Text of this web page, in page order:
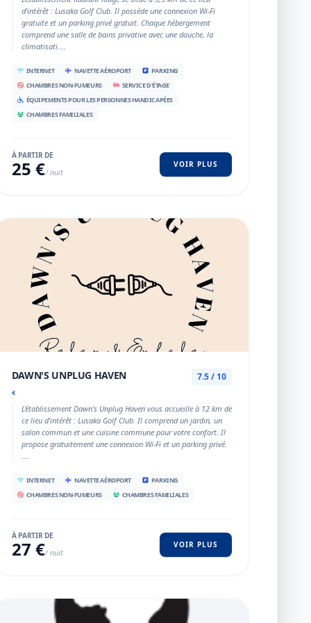
d’intérêt : Lusaka Golf Club. Il possède une connexion Wi-Fi
gratuite et un parking privé gratuit. Chaque hébergement
comprend une salle de bains privative avec une douche, la
climatisati....
INTERNET NAVETTE AÉROPORT
PARKING
CHAMBRES NON-FUMEURS
SERVICE D'ÉTAGE
ÉQUIPEMENTS POUR LES PERSONNES HANDICAPÉES
CHAMBRES FAMILIALES
À PARTIR DE
25 €/ nuit
VOIR PLUS
DAWN'S UNPLUG HAVEN
€
7.5 / 10
L’établissement Dawn's Unplug Haven vous accueille à 12 km de
ce lieu d’intérêt : Lusaka Golf Club. Il comprend un jardin, un
salon commun et une cuisine commune pour votre confort. Il
propose gratuitement une connexion Wi-Fi et un parking privé.
....
INTERNET NAVETTE AÉROPORT
PARKING
CHAMBRES NON-FUMEURS
CHAMBRES FAMILIALES
À PARTIR DE
27 €/ nuit
VOIR PLUS